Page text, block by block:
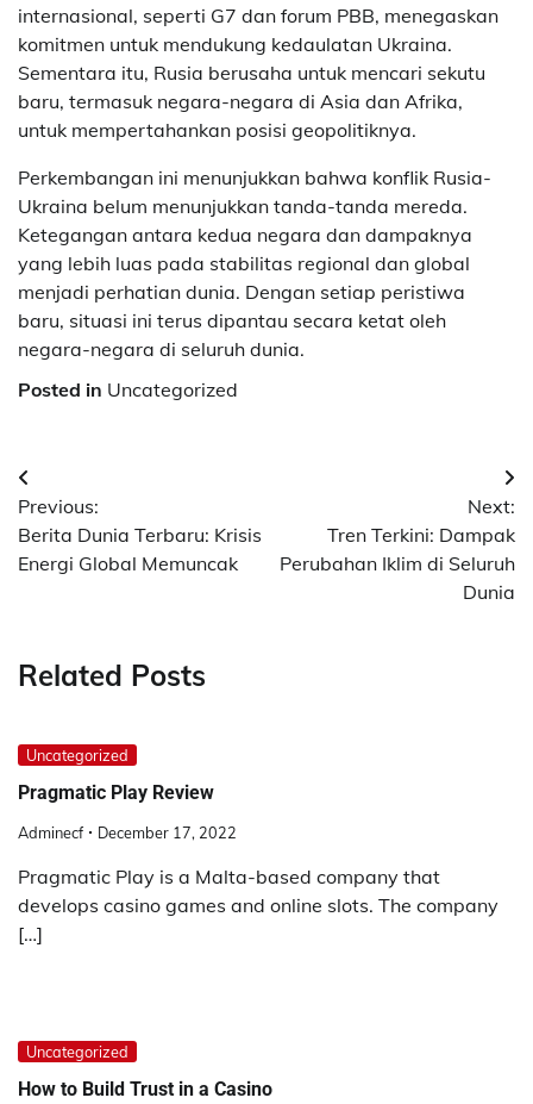
internasional, seperti G7 dan forum PBB, menegaskan
komitmen untuk mendukung kedaulatan Ukraina.
Sementara itu, Rusia berusaha untuk mencari sekutu
baru, termasuk negara-negara di Asia dan Afrika,
untuk mempertahankan posisi geopolitiknya.
Perkembangan ini menunjukkan bahwa konflik Rusia-
Ukraina belum menunjukkan tanda-tanda mereda.
Ketegangan antara kedua negara dan dampaknya
yang lebih luas pada stabilitas regional dan global
menjadi perhatian dunia. Dengan setiap peristiwa
baru, situasi ini terus dipantau secara ketat oleh
negara-negara di seluruh dunia.
Posted in Uncategorized
Post
navigation
Previous:
Berita Dunia Terbaru: Krisis
Energi Global Memuncak
Next:
Tren Terkini: Dampak
Perubahan Iklim di Seluruh
Dunia
Related Posts
Uncategorized
Pragmatic Play Review
Adminecf December 17, 2022
Pragmatic Play is a Malta-based company that
develops casino games and online slots. The company
[…]
Uncategorized
How to Build Trust in a Casino